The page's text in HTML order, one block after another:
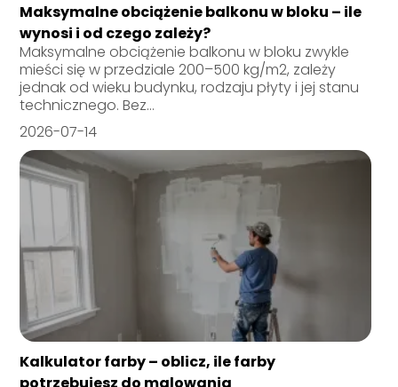
Maksymalne obciążenie balkonu w bloku – ile
wynosi i od czego zależy?
Maksymalne obciążenie balkonu w bloku zwykle
mieści się w przedziale 200–500 kg/m2, zależy
jednak od wieku budynku, rodzaju płyty i jej stanu
technicznego. Bez...
2026-07-14
Kalkulator farby – oblicz, ile farby
potrzebujesz do malowania